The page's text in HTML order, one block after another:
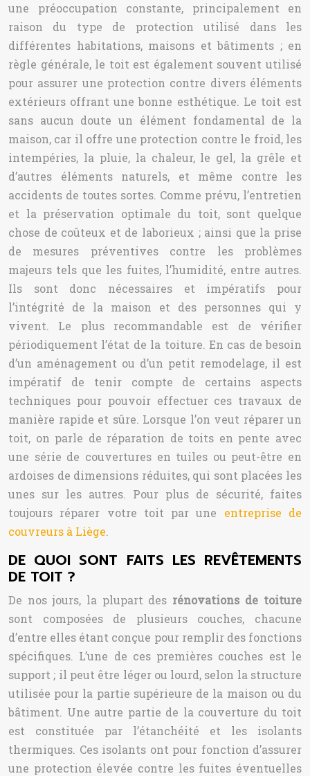
une préoccupation constante, principalement en
raison du type de protection utilisé dans les
différentes habitations, maisons et bâtiments ; en
règle générale, le toit est également souvent utilisé
pour assurer une protection contre divers éléments
extérieurs offrant une bonne esthétique. Le toit est
sans aucun doute un élément fondamental de la
maison, car il offre une protection contre le froid, les
intempéries, la pluie, la chaleur, le gel, la grêle et
d’autres éléments naturels, et même contre les
accidents de toutes sortes. Comme prévu, l’entretien
et la préservation optimale du toit, sont quelque
chose de coûteux et de laborieux ; ainsi que la prise
de mesures préventives contre les problèmes
majeurs tels que les fuites, l’humidité, entre autres.
Ils sont donc nécessaires et impératifs pour
l’intégrité de la maison et des personnes qui y
vivent. Le plus recommandable est de vérifier
périodiquement l’état de la toiture. En cas de besoin
d’un aménagement ou d’un petit remodelage, il est
impératif de tenir compte de certains aspects
techniques pour pouvoir effectuer ces travaux de
manière rapide et sûre. Lorsque l’on veut réparer un
toit, on parle de réparation de toits en pente avec
une série de couvertures en tuiles ou peut-être en
ardoises de dimensions réduites, qui sont placées les
unes sur les autres. Pour plus de sécurité, faites
toujours réparer votre toit par une entreprise de
couvreurs à Liège.
DE QUOI SONT FAITS LES REVÊTEMENTS
DE TOIT ?
De nos jours, la plupart des rénovations de toiture
sont composées de plusieurs couches, chacune
d’entre elles étant conçue pour remplir des fonctions
spécifiques. L’une de ces premières couches est le
support ; il peut être léger ou lourd, selon la structure
utilisée pour la partie supérieure de la maison ou du
bâtiment. Une autre partie de la couverture du toit
est constituée par l’étanchéité et les isolants
thermiques. Ces isolants ont pour fonction d’assurer
une protection élevée contre les fuites éventuelles